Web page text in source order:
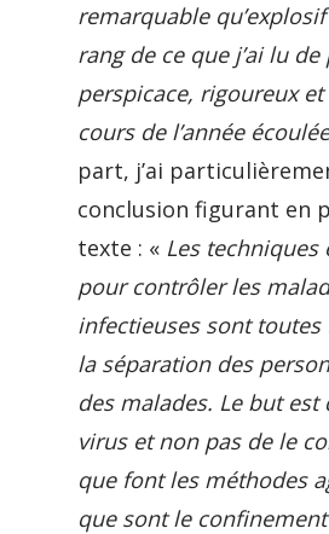
remarquable
rang de ce que j’ai lu de
perspicace, rigoureux
cours de l’année
part, j’ai
conclusion figurant en
texte : « Les techniques
pour contrôler les
infectieuses sont toutes
la séparation des
des malades. Le but est
virus et non pas de le
que font les méthodes
que sont le